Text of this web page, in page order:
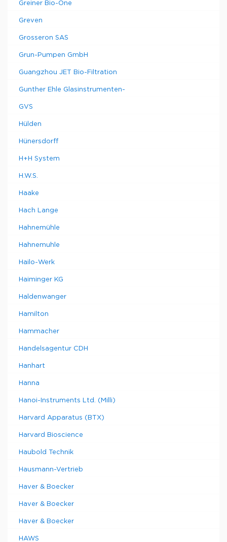
Greiner Bio-One
Greven
Grosseron SAS
Grun-Pumpen GmbH
Guangzhou JET Bio-Filtration
Gunther Ehle Glasinstrumenten-
GVS
Hülden
Hünersdorff
H+H System
H.W.S.
Haake
Hach Lange
Hahnemühle
Hahnemuhle
Hailo-Werk
Haiminger KG
Haldenwanger
Hamilton
Hammacher
Handelsagentur CDH
Hanhart
Hanna
Hanoi-Instruments Ltd. (Milli)
Harvard Apparatus (BTX)
Harvard Bioscience
Haubold Technik
Hausmann-Vertrieb
Haver & Boecker
Haver & Boecker
Haver & Boecker
HAWS